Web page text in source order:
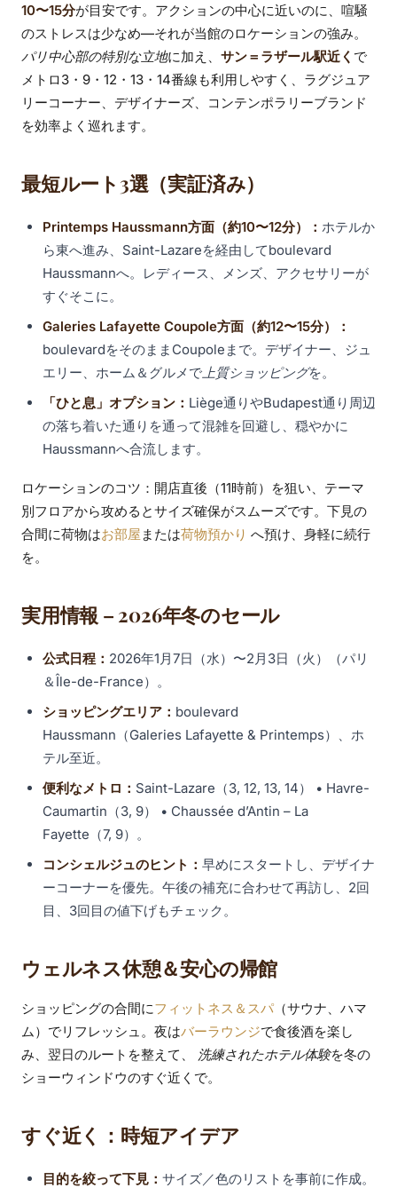
10〜15分が目安です。アクションの中心に近いのに、喧騒
のストレスは少なめ—それが当館のロケーションの強み。
パリ中心部の特別な立地に加え、 サン＝ラザール駅近く で
メトロ3・9・12・13・14番線も利用しやすく、ラグジュア
リーコーナー、デザイナーズ、コンテンポラリーブランド
を効率よく巡れます。
最短ルート3選（実証済み）
Printemps Haussmann方面（約10〜12分）： ホテルか
ら東へ進み、Saint-Lazareを経由してboulevard
Haussmannへ。レディース、メンズ、アクセサリーが
すぐそこに。
Galeries Lafayette Coupole方面（約12〜15分）：
boulevardをそのままCoupoleまで。デザイナー、ジュ
エリー、ホーム＆グルメで 上質ショッピングを。
「ひと息」オプション： Liège通りやBudapest通り周辺
の落ち着いた通りを通って混雑を回避し、穏やかに
Haussmannへ合流します。
ロケーションのコツ：開店直後（11時前）を狙い、テーマ
別フロアから攻めるとサイズ確保がスムーズです。下見の
合間に荷物はお部屋 または荷物預かり へ預け、身軽に続行
を。
実用情報 – 2026年冬のセール
公式日程： 2026年1月7日（水）〜2月3日（火）（パリ
＆Île-de-France）。
ショッピングエリア： boulevard
Haussmann（Galeries Lafayette & Printemps）、ホ
テル至近。
便利なメトロ： Saint-Lazare（3, 12, 13, 14） • Havre-
Caumartin（3, 9） • Chaussée d’Antin – La
Fayette（7, 9）。
コンシェルジュのヒント： 早めにスタートし、デザイナ
ーコーナーを優先。午後の補充に合わせて再訪し、2回
目、3回目の値下げもチェック。
ウェルネス休憩＆安心の帰館
ショッピングの合間にフィットネス＆スパ（サウナ、ハマ
ム）でリフレッシュ。夜はバーラウンジで食後酒を楽し
み、翌日のルートを整えて、
洗練されたホテル体験を冬の
ショーウィンドウのすぐ近くで。
すぐ近く：時短アイデア
目的を絞って下見： サイズ／色のリストを事前に作成。